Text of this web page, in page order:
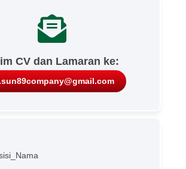
CV dan Lamaran ke: